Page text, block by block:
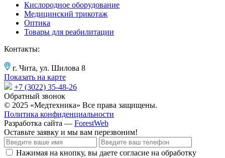
Кислородное оборудование
Медицинский трикотаж
Оптика
Товары для реабилитации
Контакты:
г. Чита, ул. Шилова 8
Показать на карте
+7 (3022) 35-48-26
Обратный звонок
© 2025 «Медтехника» Все права защищены.
Политика конфиденциальности
Разработка сайта — ForestWeb
Оставьте заявку и мы вам перезвоним!
Нажимая на кнопку, вы даете согласие на обработку